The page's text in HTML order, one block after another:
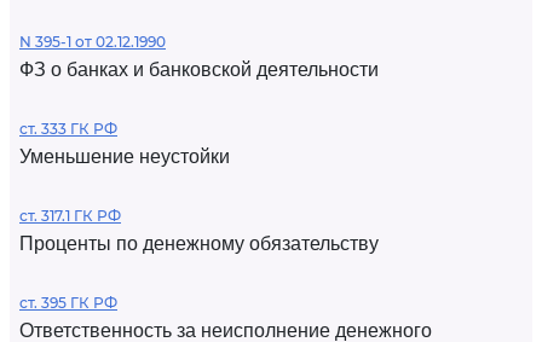
N 395-1 от 02.12.1990
ФЗ о банках и банковской деятельности
ст. 333 ГК РФ
Уменьшение неустойки
ст. 317.1 ГК РФ
Проценты по денежному обязательству
ст. 395 ГК РФ
Ответственность за неисполнение денежного